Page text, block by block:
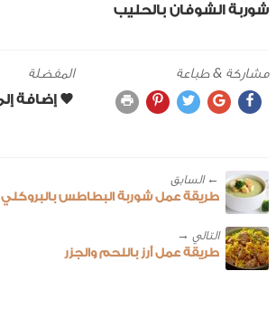
شوربة الشوفان بالحليب
مشاركة & طباعة المفضلة
← ‎السابق
طريقة عمل شوربة البطاطس بالبروكلي
طريقة عمل أرز باللحم والجزر